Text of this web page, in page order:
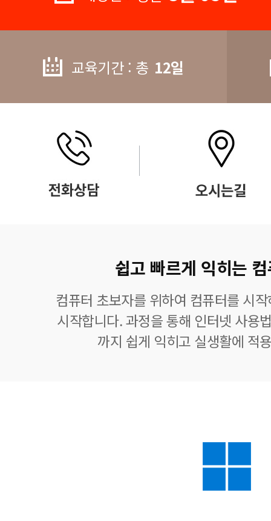
교육기간 : 총 12일
쉽고 빠르게 익히는
컴퓨터 초보자를 위하여 컴퓨터를 시
시작합니다. 과정을 통해 인터넷 사용
까지 쉽게 익히고 실생활에 적